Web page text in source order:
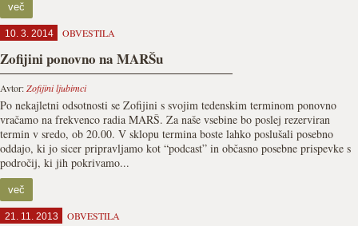
več
10. 3. 2014 OBVESTILA
Zofijini ponovno na MARŠu
Avtor:Zofijini ljubimci
Po nekajletni odsotnosti se Zofijini s svojim tedenskim terminom ponovno
vračamo na frekvenco radia MARŠ. Za naše vsebine bo poslej rezerviran
termin v sredo, ob 20.00. V sklopu termina boste lahko poslušali posebno
oddajo, ki jo sicer pripravljamo kot “podcast” in občasno posebne prispevke s
področij, ki jih pokrivamo...
več
21. 11. 2013 OBVESTILA